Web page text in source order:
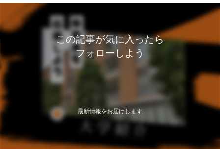
この記事が気に入ったら
フォローしよう
最新情報をお届けします